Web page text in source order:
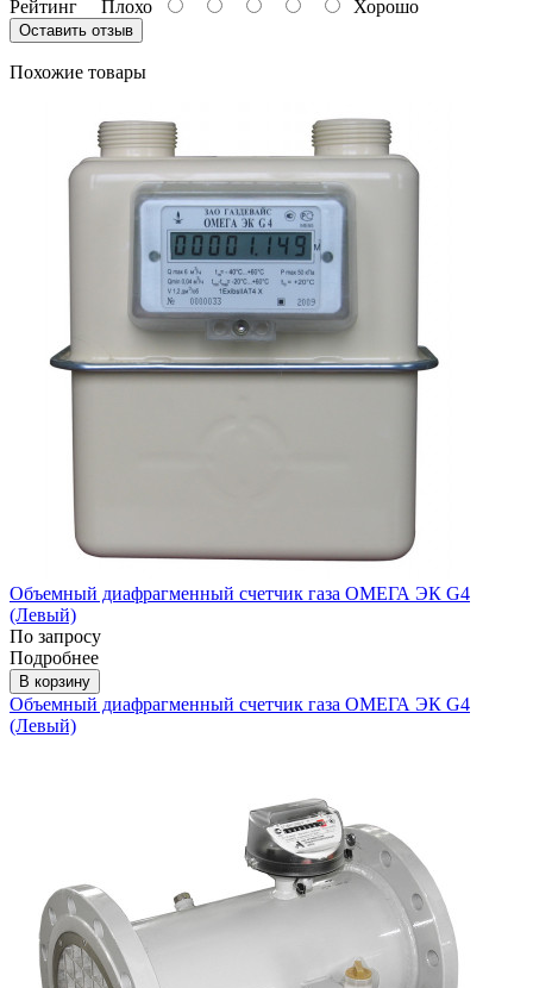
Рейтинг Плохо Хорошо
Оставить отзыв
Похожие товары
Объемный диафрагменный счетчик газа ОМЕГА ЭК G4
(Левый)
По запросу
Подробнее
В корзину
Объемный диафрагменный счетчик газа ОМЕГА ЭК G4
(Левый)